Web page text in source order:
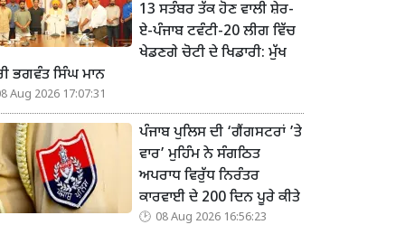
13 ਸਤੰਬਰ ਤੱਕ ਹੋਣ ਵਾਲੀ ਸ਼ੇਰ-
ਏ-ਪੰਜਾਬ ਟਵੰਟੀ-20 ਲੀਗ ਵਿੱਚ
ਖੇਡਣਗੇ ਚੋਟੀ ਦੇ ਖਿਡਾਰੀ: ਮੁੱਖ
ਭਗਵੰਤ ਸਿੰਘ ਮਾਨ
Aug 2026 17:07:31
ਪੰਜਾਬ ਪੁਲਿਸ ਦੀ ‘ਗੈਂਗਸਟਰਾਂ ’ਤੇ
ਵਾਰ’ ਮੁਹਿੰਮ ਨੇ ਸੰਗਠਿਤ
ਅਪਰਾਧ ਵਿਰੁੱਧ ਨਿਰੰਤਰ
ਕਾਰਵਾਈ ਦੇ 200 ਦਿਨ ਪੂਰੇ ਕੀਤੇ
08 Aug 2026 16:56:23